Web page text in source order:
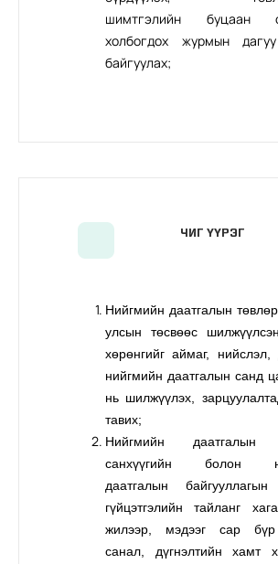
шимтгэлийн буцаан
холбогдох журмын
байгуулах;
ЧИГ ҮҮРЭГ
Нийгмийн даатгалын
улсын төсвөөс
хөрөнгийг аймаг, нийслэл,
нийгмийн даатгалын санд
нь шилжүүлэх,
тавих;
Нийгмийн даатгалын
санхүүгийн болон
даатгалын байгууллагын
гүйцэтгэлийн тайланг
жилээр, мэдээг сар бүр
санал, дүгнэлтийн хамт